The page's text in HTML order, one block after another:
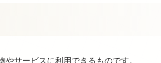
サービスに利用できるものです。